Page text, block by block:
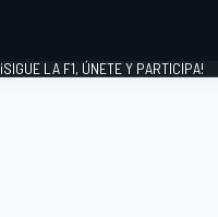
¡SIGUE LA F1, ÚNETE Y PARTICIPA!